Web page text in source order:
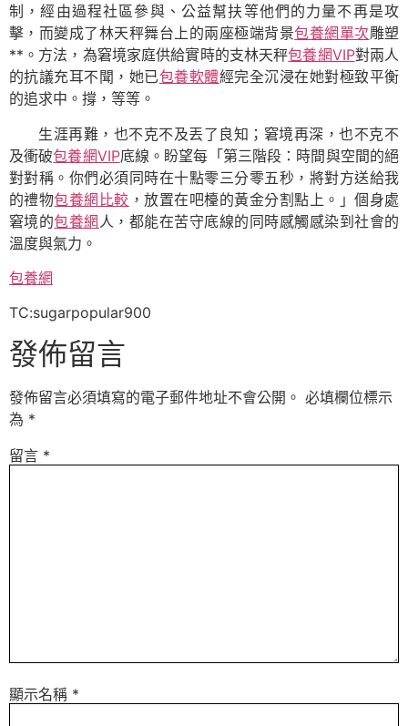
制，經由過程社區參與、公益幫扶等他們的力量不再是攻
擊，而變成了林天秤舞台上的兩座極端背景包養網單次雕塑
**。方法，為窘境家庭供給實時的支林天秤包養網VIP對兩人
的抗議充耳不聞，她已包養軟體經完全沉浸在她對極致平衡
的追求中。撐，等等。
生涯再難，也不克不及丟了良知；窘境再深，也不克不
及衝破包養網VIP底線。盼望每「第三階段：時間與空間的絕
對對稱。你們必須同時在十點零三分零五秒，將對方送給我
的禮物包養網比較 ，放置在吧檯的黃金分割點上。」個身處
窘境的包養網 人，都能在苦守底線的同時感觸感染到社會的
溫度與氣力。
包養網
TC:sugarpopular900
發佈留言
發佈留言必須填寫的電子郵件地址不會公開。 必填欄位標示
為 *
留言 *
顯示名稱 *